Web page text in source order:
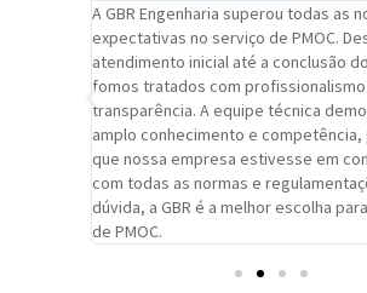
A GBR Engenharia superou todas as
expectativas no serviço de PMOC.
atendimento inicial até a conclusão
fomos tratados com
transparência. A equipe técnica
amplo conhecimento e competência,
que nossa empresa estivesse em
com todas as normas e
dúvida, a GBR é a melhor escolha
de PMOC.